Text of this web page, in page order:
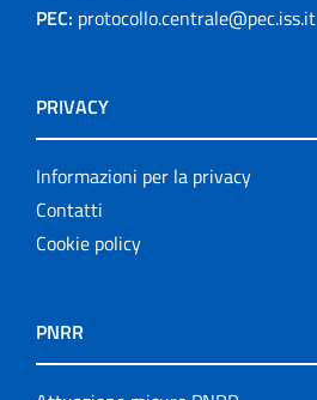
PEC: protocollo.centrale@pec.iss.it
PRIVACY
Informazioni per la privacy
Contatti
Cookie policy
PNRR